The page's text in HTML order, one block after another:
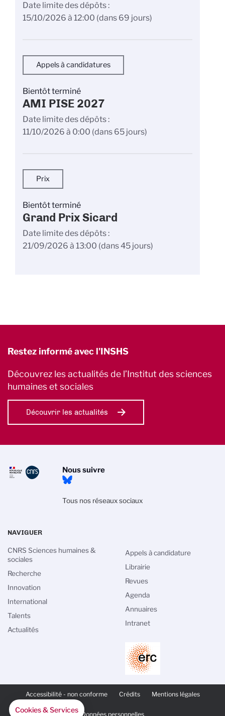
Date limite des dépôts
15/10/2026 à 12:00 (dans 69 jours)
Appels à candidatures
Bientôt terminé
AMI PISE 2027
Date limite des dépôts
11/10/2026 à 0:00 (dans 65 jours)
Prix
Bientôt terminé
Grand Prix Sicard
Date limite des dépôts
21/09/2026 à 13:00 (dans 45 jours)
Restez informé avec l'INSHS
Découvrez les actualités de l’Institut des sciences
humaines et sociales
Découvrir les actualités
Nous suivre
Tous nos réseaux sociaux
PAGE
SECONDAIRE
Accessibilité - non conforme Crédits Mentions légales
Données personnelles
NAVIGUER
CNRS Sciences humaines &
sociales
Recherche
Innovation
International
Talents
Actualités
Appels à candidature
Librairie
Revues
Agenda
Annuaires
Intranet
Cookies & Services